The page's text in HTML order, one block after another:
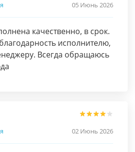
05 Июнь 2026
качественно, в срок.
исполнителю,
Всегда обращаюсь
02 Июнь 2026